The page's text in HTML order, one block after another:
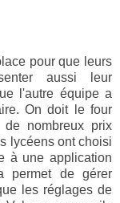
pour que leurs
aussi leur
l'autre équipe a
On doit le four
nombreux prix
lycéens ont choisi
à une application
permet de gérer
les réglages de